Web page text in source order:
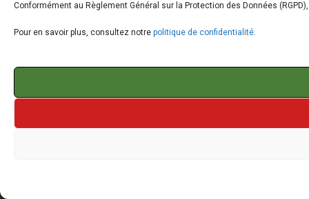
Conformément au Règlement Général sur la Protection des Données
Pour en savoir plus, consultez notre politique de confidentialité.